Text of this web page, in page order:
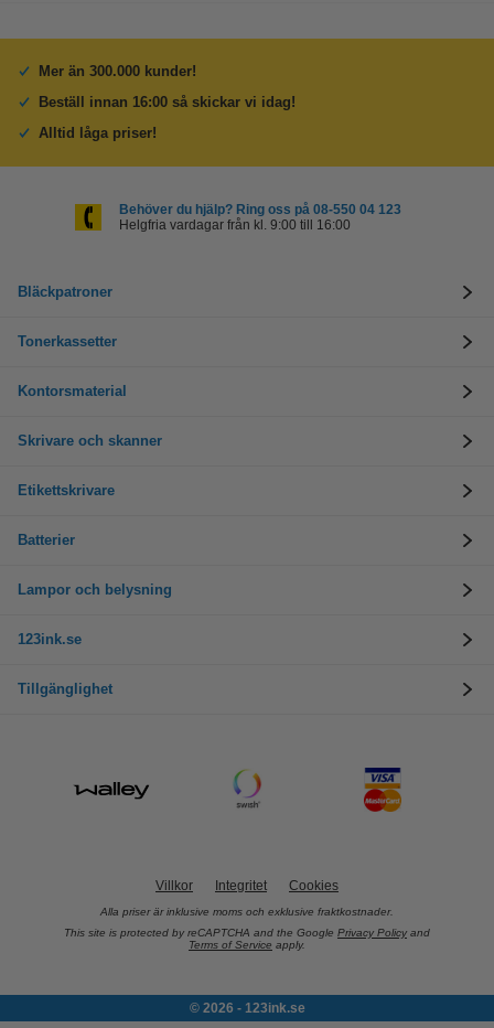
Mer än 300.000 kunder!
Beställ innan 16:00 så skickar vi idag!
Alltid låga priser!
Behöver du hjälp? Ring oss på 08-550 04 123
Helgfria vardagar från kl. 9:00 till 16:00
Bläckpatroner
Tonerkassetter
Kontorsmaterial
Skrivare och skanner
Etikettskrivare
Batterier
Lampor och belysning
123ink.se
Tillgänglighet
Villkor Integritet Cookies
Alla priser är inklusive moms och exklusive fraktkostnader.
This site is protected by reCAPTCHA and the Google Privacy Policy and
Terms of Service apply.
© 2026 - 123ink.se